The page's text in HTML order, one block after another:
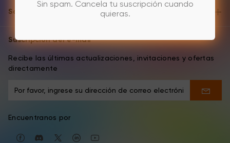
Sobre
Suscripción del e-mail
Recibe las últimas actualizaciones, invitaciones y ofertas
directamente
Encuentranos por
Sin spam. Cancela tu suscripción cuando
quieras.